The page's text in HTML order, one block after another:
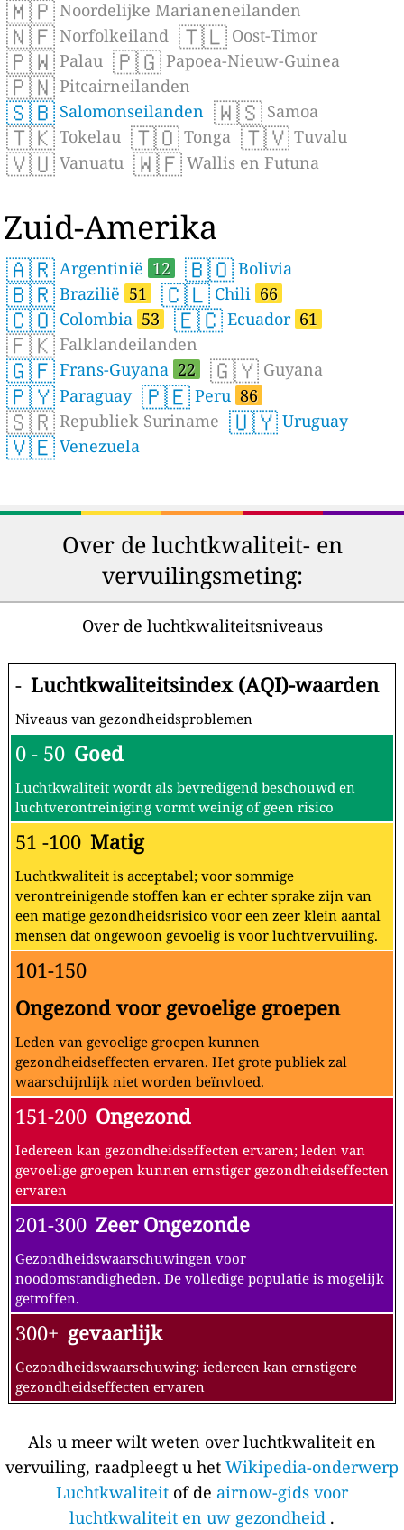
🇲🇵 Noordelijke Marianeneilanden
🇳🇫 Norfolkeiland 🇹🇱 Oost-Timor
🇵🇼 Palau 🇵🇬 Papoea-Nieuw-Guinea
🇵🇳 Pitcairneilanden
🇸🇧 Salomonseilanden 🇼🇸 Samoa
🇹🇰 Tokelau 🇹🇴 Tonga 🇹🇻 Tuvalu
🇻🇺 Vanuatu 🇼🇫 Wallis en Futuna
Zuid-Amerika
🇦🇷 Argentinië 12 🇧🇴 Bolivia
🇧🇷 Brazilië 51 🇨🇱 Chili 66
🇨🇴 Colombia 53 🇪🇨 Ecuador 61
🇫🇰 Falklandeilanden
🇬🇫 Frans-Guyana 22 🇬🇾 Guyana
🇵🇾 Paraguay 🇵🇪 Peru 86
🇸🇷 Republiek Suriname 🇺🇾 Uruguay
🇻🇪 Venezuela
Over de luchtkwaliteit- en
vervuilingsmeting:
Over de luchtkwaliteitsniveaus
- Luchtkwaliteitsindex (AQI)-waarden
Niveaus van gezondheidsproblemen
0 - 50 Goed
Luchtkwaliteit wordt als bevredigend beschouwd en
luchtverontreiniging vormt weinig of geen risico
51 -100 Matig
Luchtkwaliteit is acceptabel; voor sommige
verontreinigende stoffen kan er echter sprake zijn van
een matige gezondheidsrisico voor een zeer klein aantal
mensen dat ongewoon gevoelig is voor luchtvervuiling.
101-150
Ongezond voor gevoelige groepen
Leden van gevoelige groepen kunnen
gezondheidseffecten ervaren. Het grote publiek zal
waarschijnlijk niet worden beïnvloed.
151-200 Ongezond
Iedereen kan gezondheidseffecten ervaren; leden van
gevoelige groepen kunnen ernstiger gezondheidseffecten
ervaren
201-300 Zeer Ongezonde
Gezondheidswaarschuwingen voor
noodomstandigheden. De volledige populatie is mogelijk
getroffen.
300+ gevaarlijk
Gezondheidswaarschuwing: iedereen kan ernstigere
gezondheidseffecten ervaren
Als u meer wilt weten over luchtkwaliteit en
vervuiling, raadpleegt u het Wikipedia-onderwerp
Luchtkwaliteit of de airnow-gids voor
luchtkwaliteit en uw gezondheid .